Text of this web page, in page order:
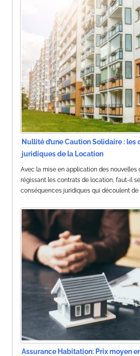
Nullité d’une Caution Solidaire : les
juridiques de la Location
Avec la mise en application des nouvelles
régissant les contrats de location, faut-il
conséquences juridiques qui découlent de
Assurance Habitation: Prix moyen